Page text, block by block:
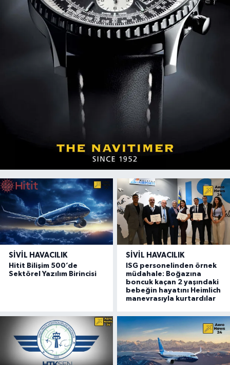
SIVIL HAVACILIK
Hitit Bilişim 500’de
Sektörel Yazılım Birincisi
SIVIL HAVACILIK
ISG personelinden örnek
müdahale: Boğazına
boncuk kaçan 2 yaşındaki
bebeğin hayatını Heimlich
manevrasıyla kurtardılar